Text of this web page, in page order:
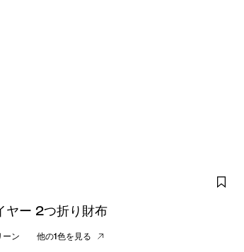
ヤー 2つ折り財布
ーン 他の1色を見る